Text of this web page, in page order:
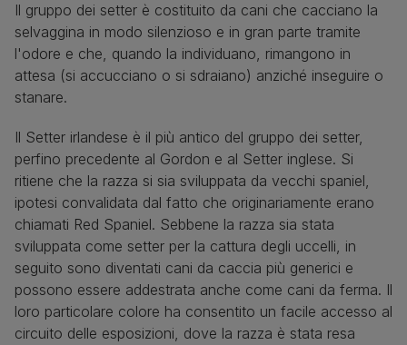
Il gruppo dei setter è costituito da cani che cacciano la
selvaggina in modo silenzioso e in gran parte tramite
l'odore e che, quando la individuano, rimangono in
attesa (si accucciano o si sdraiano) anziché inseguire o
stanare.
Il Setter irlandese è il più antico del gruppo dei setter,
perfino precedente al Gordon e al Setter inglese. Si
ritiene che la razza si sia sviluppata da vecchi spaniel,
ipotesi convalidata dal fatto che originariamente erano
chiamati Red Spaniel. Sebbene la razza sia stata
sviluppata come setter per la cattura degli uccelli, in
seguito sono diventati cani da caccia più generici e
possono essere addestrata anche come cani da ferma. Il
loro particolare colore ha consentito un facile accesso al
circuito delle esposizioni, dove la razza è stata resa